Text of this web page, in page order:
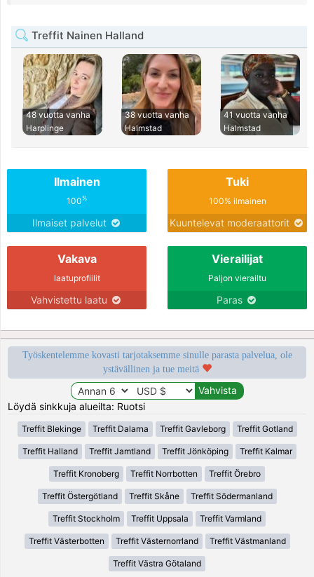
Treffit Nainen Halland
48 vuotta vanha
Harplinge
38 vuotta vanha
Halmstad
41 vuotta vanha
Halmstad
Ilmainen
100%
Ilmaiset palvelut
Tuki
100% ilmainen
Kuuntelevat moderaattorit
Vakava
laatuprofiilit
Vahvistettu laatu
Vierailijat
Paljon vierailtu
Paras
Työskentelemme kovasti tarjotaksemme sinulle parasta palvelua, ole
ystävällinen ja tue meitä
Löydä sinkkuja alueilta: Ruotsi
Treffit Blekinge Treffit Dalarna Treffit Gavleborg Treffit Gotland
Treffit Halland Treffit Jamtland Treffit Jönköping Treffit Kalmar
Treffit Kronoberg Treffit Norrbotten Treffit Örebro
Treffit Östergötland Treffit Skåne Treffit Södermanland
Treffit Stockholm Treffit Uppsala Treffit Varmland
Treffit Västerbotten Treffit Västernorrland Treffit Västmanland
Treffit Västra Götaland